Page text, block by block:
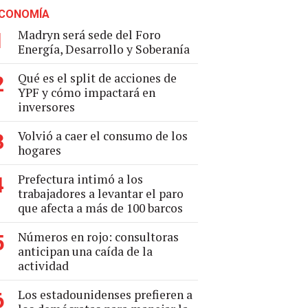
Madryn será sede del Foro
Energía, Desarrollo y Soberanía
Qué es el split de acciones de
YPF y cómo impactará en
inversores
Volvió a caer el consumo de los
hogares
Prefectura intimó a los
trabajadores a levantar el paro
que afecta a más de 100 barcos
Números en rojo: consultoras
anticipan una caída de la
actividad
Los estadounidenses prefieren a